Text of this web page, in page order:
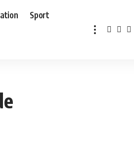
Sport